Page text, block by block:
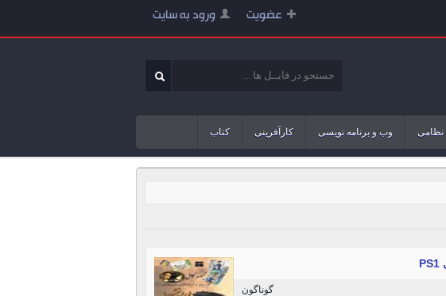
عضویت ورود به سایت
نظامی وب و برنامه نویسی کارآفرینی کتاب
گوناگون